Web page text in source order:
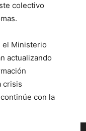
colectivo
el Ministerio
actualizando
crisis
con la